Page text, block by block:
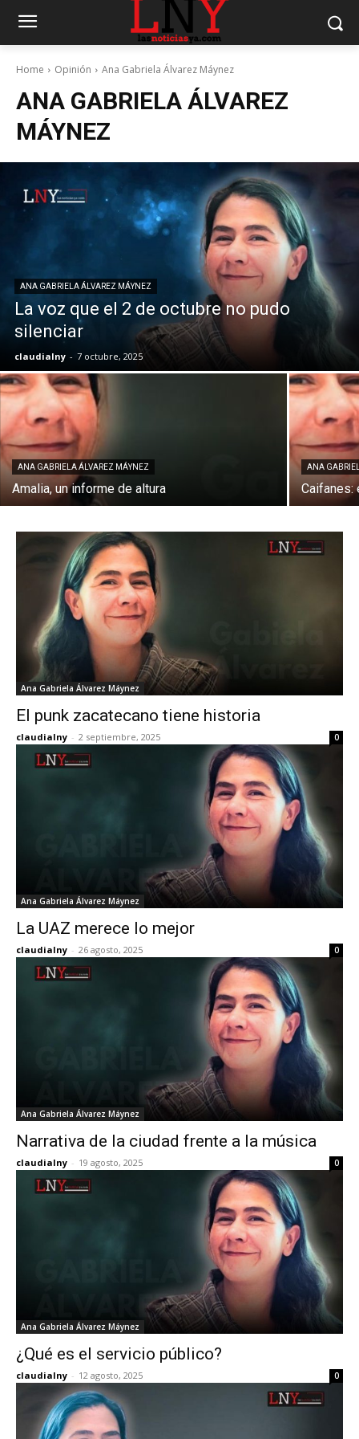
Home Opinión Ana Gabriela Álvarez Máynez
ANA GABRIELA ÁLVAREZ
MÁYNEZ
ANA GABRIELA ÁLVAREZ MÁYNEZ
La voz que el 2 de octubre no pudo
silenciar
claudialny - 7 octubre, 2025
ANA GABRIELA ÁLVAREZ MÁYNEZ
Amalia, un informe de altura
ANA
Caifanes:
Ana Gabriela Álvarez Máynez
El punk zacatecano tiene historia
claudialny - 2 septiembre, 2025 0
Ana Gabriela Álvarez Máynez
La UAZ merece lo mejor
claudialny - 26 agosto, 2025 0
Ana Gabriela Álvarez Máynez
Narrativa de la ciudad frente a la música
claudialny - 19 agosto, 2025 0
Ana Gabriela Álvarez Máynez
¿Qué es el servicio público?
claudialny - 12 agosto, 2025 0